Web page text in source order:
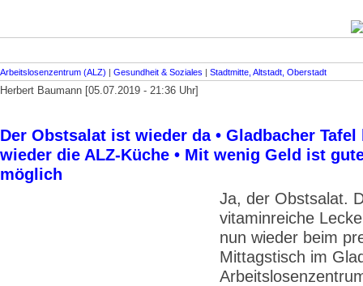
Arbeitslosenzentrum (ALZ) | Gesundheit & Soziales | Stadtmitte, Altstadt, Oberstadt
Herbert Baumann [05.07.2019 - 21:36 Uhr]
Der Obstsalat ist wieder da • Gladbacher
wieder die ALZ-Küche • Mit wenig Geld ist
möglich
Ja, der Obstsalat.
vitaminreiche
nun wieder beim
Mittagstisch im